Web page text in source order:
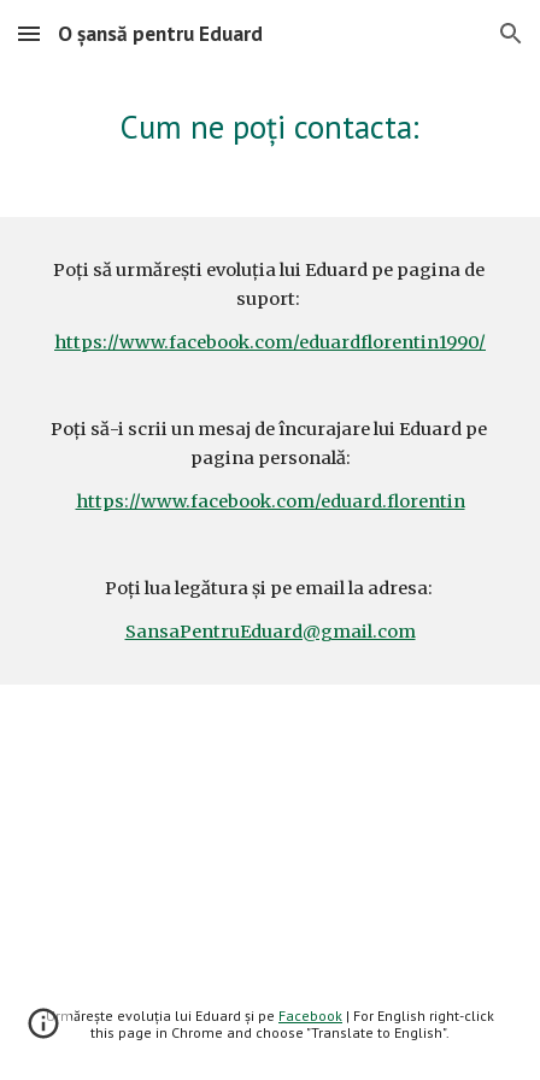
Skip to main content Skip to navigation
O șansă pentru Eduard
Cum ne poți contacta:
Poți să urmărești evoluția lui Eduard pe pagina de
suport:
https://www.facebook.com/eduardflorentin1990/
Poți să-i scrii un mesaj de încurajare lui Eduard pe
pagina personală:
https://www.facebook.com/eduard.florentin
Poți lua legătura și pe email la adresa:
SansaPentruEduard@gmail.com
Urmărește evoluția lui Eduard și pe Facebook | For English right-click
this page in Chrome and choose "Translate to English".